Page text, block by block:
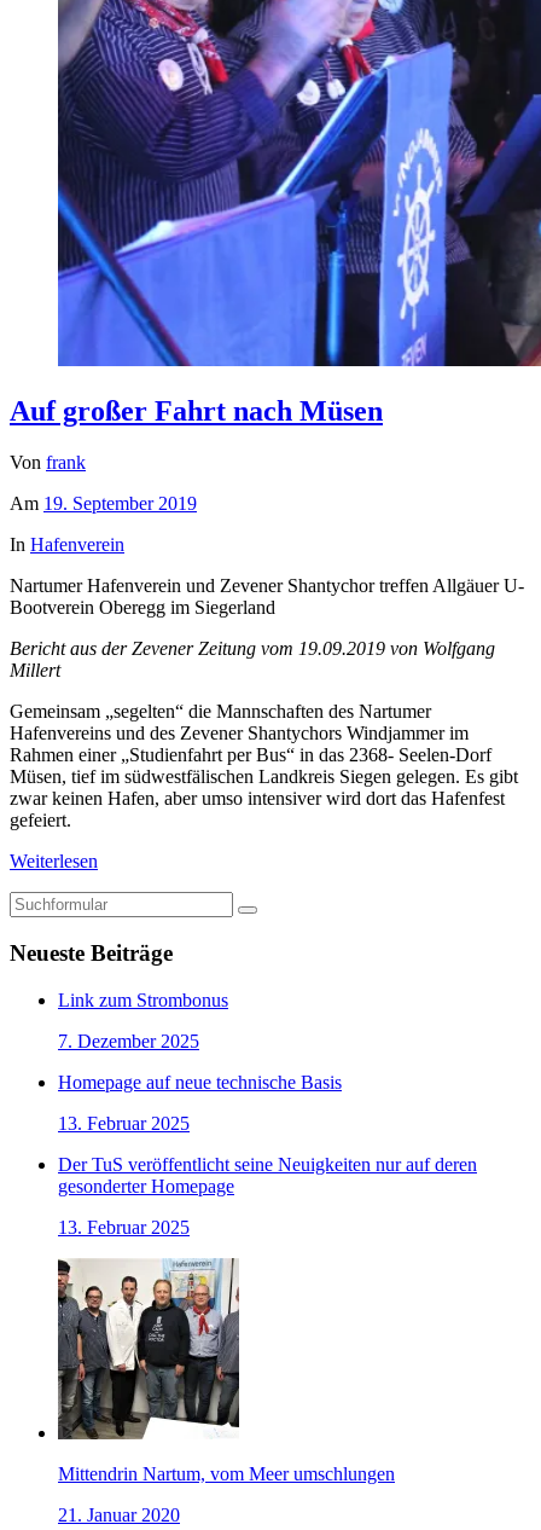
Auf großer Fahrt nach Müsen
Von frank
Am 19. September 2019
In Hafenverein
Nartumer Hafenverein und Zevener Shantychor treffen Allgäuer U-
Bootverein Oberegg im Siegerland
Bericht aus der Zevener Zeitung vom 19.09.2019 von Wolfgang
Millert
Gemeinsam „segelten“ die Mannschaften des Nartumer
Hafenvereins und des Zevener Shantychors Windjammer im
Rahmen einer „Studienfahrt per Bus“ in das 2368- Seelen-Dorf
Müsen, tief im südwestfälischen Landkreis Siegen gelegen. Es gibt
zwar keinen Hafen, aber umso intensiver wird dort das Hafenfest
gefeiert.
Weiterlesen
Suchen
Neueste Beiträge
Link zum Strombonus
7. Dezember 2025
Homepage auf neue technische Basis
13. Februar 2025
Der TuS veröffentlicht seine Neuigkeiten nur auf deren
gesonderter Homepage
13. Februar 2025
Mittendrin Nartum, vom Meer umschlungen
21. Januar 2020